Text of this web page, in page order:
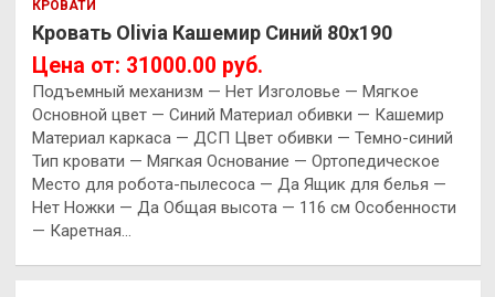
КРОВАТИ
Кровать Olivia Кашемир Синий 80х190
Цена от: 31000.00 руб.
Подъемный механизм — Нет Изголовье — Мягкое
Основной цвет — Синий Материал обивки — Кашемир
Материал каркаса — ДСП Цвет обивки — Темно-синий
Тип кровати — Мягкая Основание — Ортопедическое
Место для робота-пылесоса — Да Ящик для белья —
Нет Ножки — Да Общая высота — 116 см Особенности
— Каретная…